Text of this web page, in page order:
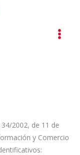
2002, de 11 de
y Comercio